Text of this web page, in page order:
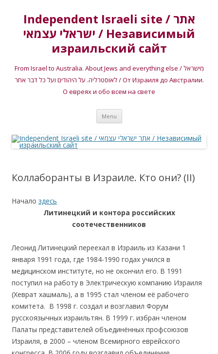
Independent Israeli site / אתר
ישראלי עצמאי / Независимый
израильский сайт
From Israel to Australia. About Jews and everything else / מישראל
לאוסטרליה. על היהודים ועל כל דבר אחר / От Израиля до Австралии.
О евреях и обо всем на свете
Menu Skip
content
Коллаборанты в Израиле. Кто они? (II)
Начало здесь
Литинецкий и контора российских
соотечественников
Леонид Литинецкий переехал в Израиль из Казани 1
января 1991 года, где 1984-1990 годах учился в
медицинском институте, но не окончил его. В 1991
поступил на работу в Электрическую компанию Израиля
(Хеврат хашмаль), а в 1995 стал членом её рабочего
комитета. В 1998 г. создал и возглавил Форум
русскоязычных израильтян. В 1999 г. избран членом
Палаты представителей объединённых профсоюзов
Израиля, в 2000 – членом Всемирного еврейского